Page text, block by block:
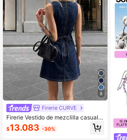
8
Firerie CURVE
Firerie Vestido de mezclilla casual s
in mangas de cuello redondo para
mujer de talla grande
$13.083 -30%